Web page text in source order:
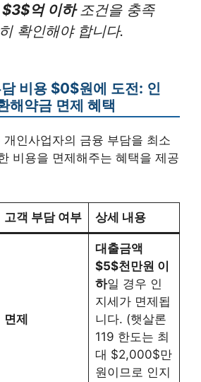
$3$억 이하조건을 충족
확인해야 합니다.
비용 $0$원에 도전: 인
해약금 면제 혜택
개인사업자의 금융 부담을 최소
비용을 면제해주는 혜택을 제공
고객 부담 여부 상세 내용
면제
대출금액
$5$천만원 이
하일 경우 인
지세가 면제됩
니다. (햇살론
119 한도는 최
대 $2,000$만
원이므로 인지